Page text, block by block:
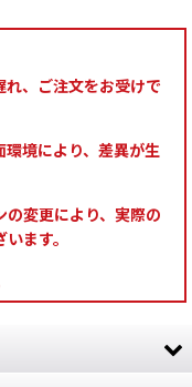
、ご注文をお受けで
境により、差異が生
変更により、実際の
ます。